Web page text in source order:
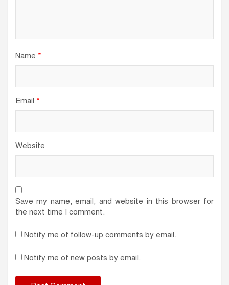
Name *
Email *
Website
Save my name, email, and website in this browser for
the next time I comment.
Notify me of follow-up comments by email.
Notify me of new posts by email.